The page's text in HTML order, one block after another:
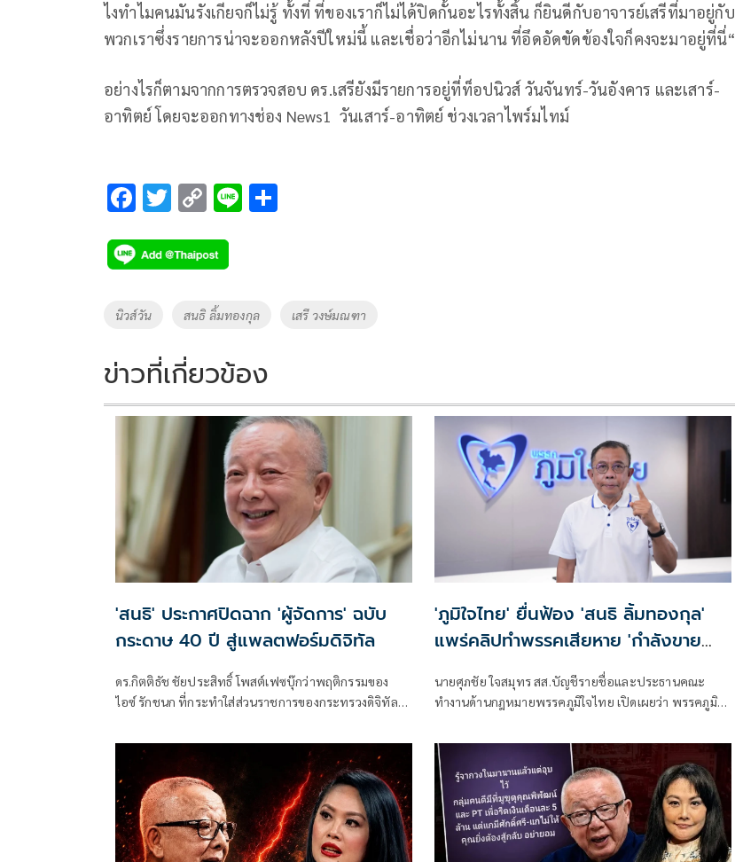
ไงทำไมคนมันรังเกียจก็ไม่รู้ ทั้งที่ ที่ของเราก็ไม่ได้ปิดกั้นอะไรทั้งสิ้น ก็ยินดีกับอาจารย์เสรีที่มาอยู่กับ
พวกเราซึ่งรายการน่าจะออกหลังปีใหม่นี้ และเชื่อว่าอีกไม่นาน ที่อึดอัดขัดข้องใจก็คงจะมาอยู่ที่นี่“
อย่างไรก็ตามจากการตรวจสอบ ดร.เสรียังมีรายการอยู่ที่ท็อปนิวส์ วันจันทร์-วันอังคาร และเสาร์-
อาทิตย์ โดยจะออกทางช่อง News1 วันเสาร์-อาทิตย์ ช่วงเวลาไพร์มไทม์
F
e
b
o
k
T
tt
er
C
p
y
Li
k
Li
Tags
นิวส์วัน สนธิ ลิ้มทองกุล เสรี วงษ์มณฑา
ข่าวที่เกี่ยวข้อง
'สนธิ' ประกาศปิดฉาก 'ผู้จัดการ' ฉบับ
กระดาษ 40 ปี สู่แพลตฟอร์มดิจิทัล
ดร.กิตติธัช ชัยประสิทธิ์ โพสต์เฟซบุ๊กว่าพฤติกรรมของ
ไอซ์ รักชนก ที่กระทำใส่ส่วนราชการของกระทรวงดิจิทัล
ไม่โดนใจตัวเองว่า "ดิฉันเข้าใจแล้วว่าทำไมท่านถึงได้เลื่อน
ตำแหน่ง"
'ภูมิใจไทย' ยื่นฟ้อง 'สนธิ ลิ้มทองกุล'
แพร่คลิปทำพรรคเสียหาย 'กำลังขาย
ชาติ' ผลักดันแลนด์บริดจ์
นายศุภชัย ใจสมุทร สส.บัญชีรายชื่อและประธานคณะ
ทำงานด้านกฎหมายพรรคภูมิใจไทย เปิดเผยว่า พรรคภูมิใจ
ผู้รับมอบอำนาจ ยื่นฟ้อง นายสนธิ ลิ้มทองกุล ต่อศาล
อาญา คำฟ้องคดีอาญา หมายเลขดำที่ อ.1639/2569 เนื่อง
ด้วย เมื่อวันที่ 6 พฤษภาคม 2569 เวลากลางคืนหลังเที่ยง
ต่อเนื่องกัน วันเวลาใดไม่ปรากฏชัด ได้เผยแพร่คลิปบนเฟ
ซบุ๊ก